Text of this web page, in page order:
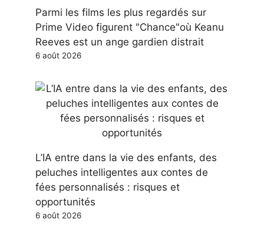
Parmi les films les plus regardés sur
Prime Video figurent "Chance"où Keanu
Reeves est un ange gardien distrait
6 août 2026
L’IA entre dans la vie des enfants, des
peluches intelligentes aux contes de
fées personnalisés : risques et
opportunités
6 août 2026